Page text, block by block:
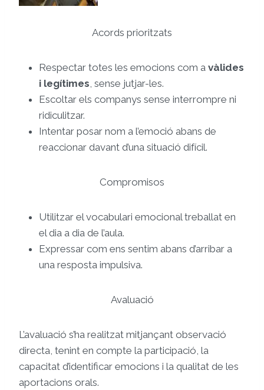
Acords prioritzats
Respectar totes les emocions com a vàlides
i legítimes, sense jutjar-les.
Escoltar els companys sense interrompre ni
ridiculitzar.
Intentar posar nom a l’emoció abans de
reaccionar davant d’una situació difícil.
Compromisos
Utilitzar el vocabulari emocional treballat en
el dia a dia de l’aula.
Expressar com ens sentim abans d’arribar a
una resposta impulsiva.
Avaluació
L’avaluació s’ha realitzat mitjançant observació
directa, tenint en compte la participació, la
capacitat d’identificar emocions i la qualitat de les
aportacions orals.